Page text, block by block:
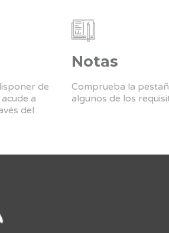
de
a
del
Notas
Comprueba la
algunos de los